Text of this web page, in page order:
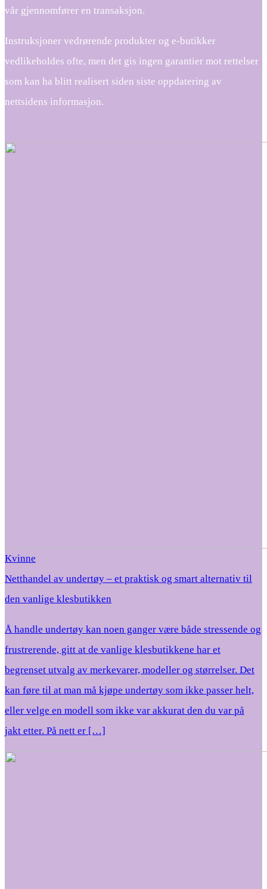
vår gjennomfører en transaksjon.
Instruksjoner vedrørende produkter og e-butikker
vedlikeholdes ofte, men det gis ingen garantier mot rettelser
som kan ha blitt realisert siden siste oppdatering av
nettsidens informasjon.
Kvinne
Netthandel av undertøy – et praktisk og smart alternativ til
den vanlige klesbutikken
Å handle undertøy kan noen ganger være både stressende og
frustrerende, gitt at de vanlige klesbutikkene har et
begrenset utvalg av merkevarer, modeller og størrelser. Det
kan føre til at man må kjøpe undertøy som ikke passer helt,
eller velge en modell som ikke var akkurat den du var på
jakt etter. På nett er […]